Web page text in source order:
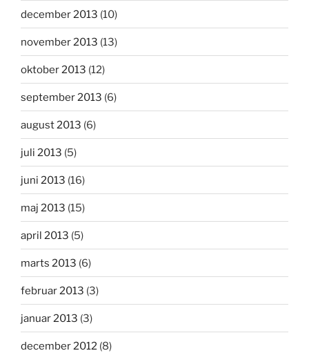
december 2013 (10)
november 2013 (13)
oktober 2013 (12)
september 2013 (6)
august 2013 (6)
juli 2013 (5)
juni 2013 (16)
maj 2013 (15)
april 2013 (5)
marts 2013 (6)
februar 2013 (3)
januar 2013 (3)
december 2012 (8)